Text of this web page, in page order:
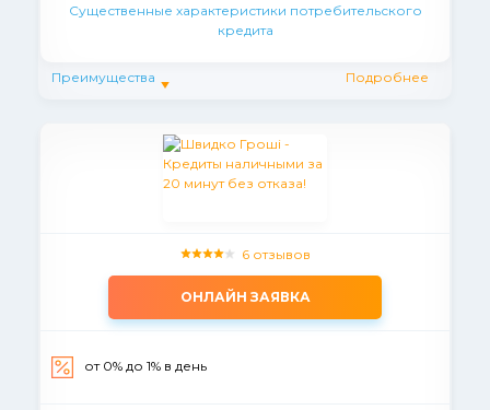
Существенные характеристики потребительского
кредита
Преимущества Подробнее
6 отзывов
ОНЛАЙН ЗАЯВКА
от 0% до 1% в день